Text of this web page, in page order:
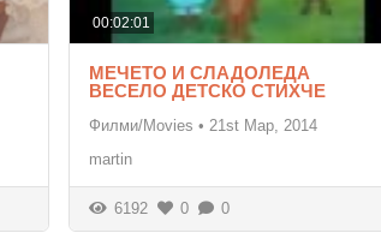
00:02:01
МЕЧЕТО И СЛАДОЛЕДА
ВЕСЕЛО ДЕТСКО СТИХЧЕ
Филми/Movies • 21st Мар, 2014
martin
6192 0 0